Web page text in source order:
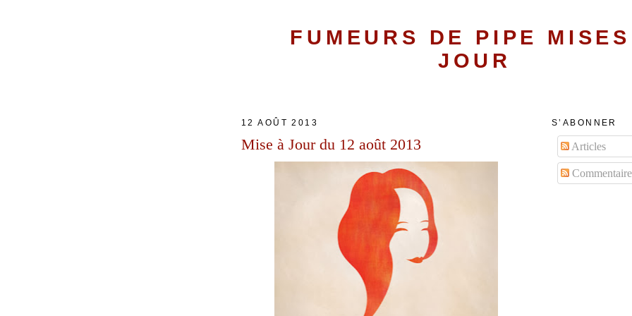
FUMEURS DE PIPE
JOUR
12 AOÛT 2013
Mise à Jour du 12 août 2013
S’ABONNER
Articles